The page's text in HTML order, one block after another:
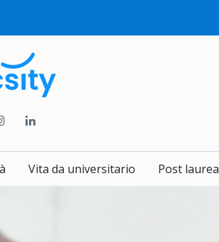
Vita da universitario Post laurea